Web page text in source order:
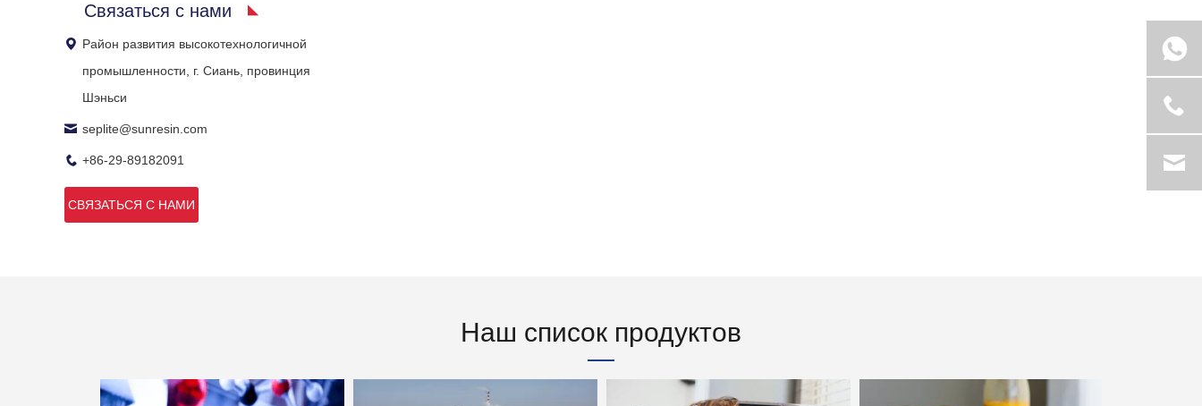
Связаться с нами
Район развития высокотехнологичной
промышленности, г. Сиань, провинция
Шэньси
seplite@sunresin.com
+86-29-89182091
СВЯЗАТЬСЯ С НАМИ
Наш список продуктов